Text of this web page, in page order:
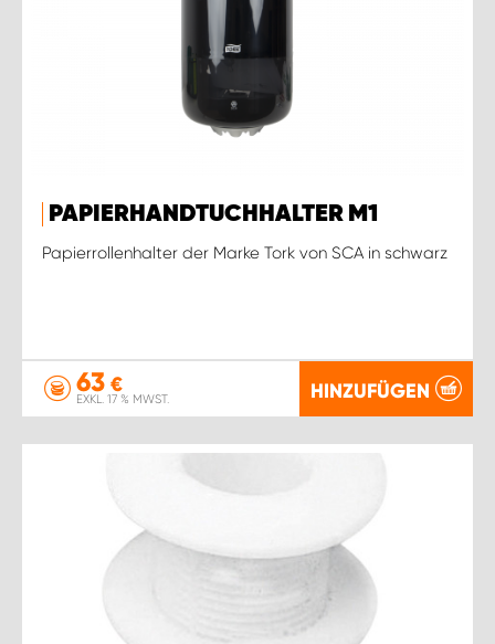
PAPIERHANDTUCHHALTER M1
Papierrollenhalter der Marke Tork von SCA in schwarz
63 €
EXKL. 17 % MWST. HINZUFÜGEN